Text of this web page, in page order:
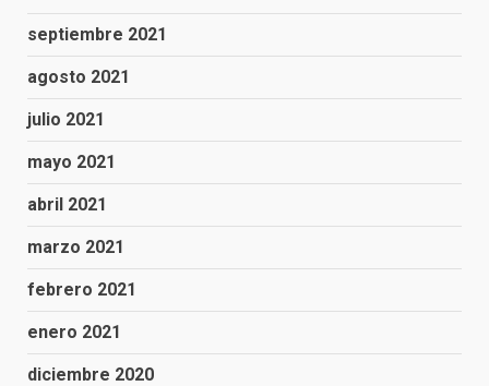
septiembre 2021
agosto 2021
julio 2021
mayo 2021
abril 2021
marzo 2021
febrero 2021
enero 2021
diciembre 2020